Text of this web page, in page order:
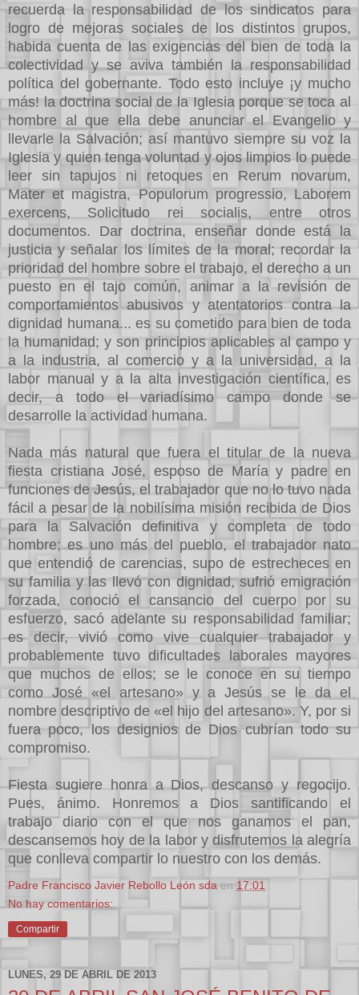
recuerda la responsabilidad de los sindicatos para
logro de mejoras sociales de los distintos grupos,
habida cuenta de las exigencias del bien de toda la
colectividad y se aviva también la responsabilidad
política del gobernante. Todo esto incluye ¡y mucho
más! la doctrina social de la Iglesia porque se toca al
hombre al que ella debe anunciar el Evangelio y
llevarle la Salvación; así mantuvo siempre su voz la
Iglesia y quien tenga voluntad y ojos limpios lo puede
leer sin tapujos ni retoques en Rerum novarum,
Mater et magistra, Populorum progressio, Laborem
exercens, Solicitudo rei socialis, entre otros
documentos. Dar doctrina, enseñar donde está la
justicia y señalar los límites de la moral; recordar la
prioridad del hombre sobre el trabajo, el derecho a un
puesto en el tajo común, animar a la revisión de
comportamientos abusivos y atentatorios contra la
dignidad humana... es su cometido para bien de toda
la humanidad; y son principios aplicables al campo y
a la industria, al comercio y a la universidad, a la
labor manual y a la alta investigación científica, es
decir, a todo el variadísimo campo donde se
desarrolle la actividad humana.
Nada más natural que fuera el titular de la nueva
fiesta cristiana José, esposo de María y padre en
funciones de Jesús, el trabajador que no lo tuvo nada
fácil a pesar de la nobilísima misión recibida de Dios
para la Salvación definitiva y completa de todo
hombre; es uno más del pueblo, el trabajador nato
que entendió de carencias, supo de estrecheces en
su familia y las llevó con dignidad, sufrió emigración
forzada, conoció el cansancio del cuerpo por su
esfuerzo, sacó adelante su responsabilidad familiar;
es decir, vivió como vive cualquier trabajador y
probablemente tuvo dificultades laborales mayores
que muchos de ellos; se le conoce en su tiempo
como José «el artesano» y a Jesús se le da el
nombre descriptivo de «el hijo del artesano». Y, por si
fuera poco, los designios de Dios cubrían todo su
compromiso.
Fiesta sugiere honra a Dios, descanso y regocijo.
Pues, ánimo. Honremos a Dios santificando el
trabajo diario con el que nos ganamos el pan,
descansemos hoy de la labor y disfrutemos la alegría
que conlleva compartir lo nuestro con los demás.
Padre Francisco Javier Rebollo León sda en 17:01
No hay comentarios:
Compartir
LUNES, 29 DE ABRIL DE 2013